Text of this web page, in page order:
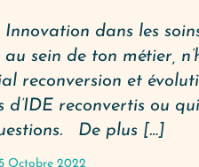
dans les
sein de ton métier,
reconversion et
reconvertis ou
De plus […]
Octobre 2022